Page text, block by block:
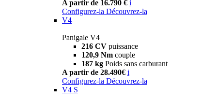
A partir de 16.790 € i
Configurez-la Découvrez-la
V4
Panigale V4
216 CV puissance
120,9 Nm couple
187 kg Poids sans carburant
A partir de 28.490€ i
Configurez-la Découvrez-la
V4 S